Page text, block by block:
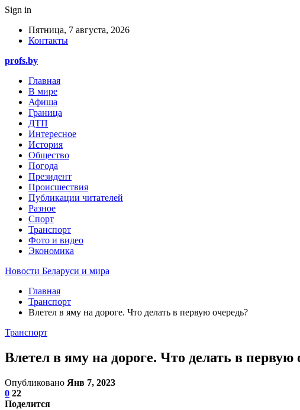
Sign in
Пятница, 7 августа, 2026
Контакты
profs.by
Главная
В мире
Афиша
Граница
ДТП
Интересное
История
Общество
Погода
Президент
Происшествия
Публикации читателей
Разное
Спорт
Транспорт
Фото и видео
Экономика
Новости Беларуси и мира
Главная
Транспорт
Влетел в яму на дороге. Что делать в первую очередь?
Транспорт
Влетел в яму на дороге. Что делать в первую
Опубликовано Янв 7, 2023
0 22
Поделится